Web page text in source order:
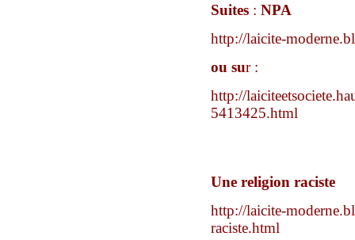
Suites : NPA
http://laicite-
ou sur :
http://
5413425.html
Une religion raciste
http://laicite-
raciste.html